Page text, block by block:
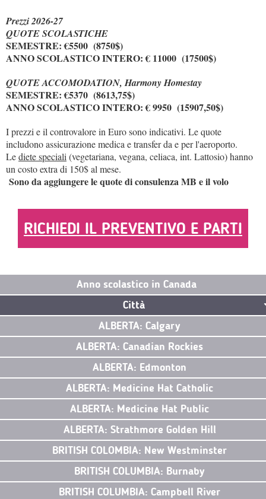
Prezzi 2026-27
QUOTE SCOLASTICHE
SEMESTRE: €5500 (8750$)
ANNO SCOLASTICO INTERO: € 11000 (17500$)
QUOTE ACCOMODATION, Harmony Homestay
SEMESTRE: €5370 (8613,75$)
ANNO SCOLASTICO INTERO: € 9950 (15907,50$)
I prezzi e il controvalore in Euro sono indicativi. Le quote
includono assicurazione medica e transfer da e per l'aeroporto.
Lediete speciali (vegetariana, vegana, celiaca, int. Lattosio) hanno
un costo extra di 150$ al mese.
Sono da aggiungere le quote di consulenza MB e il volo
RICHIEDI IL PREVENTIVO E PARTI
Anno scolastico in Canada
Città
ALBERTA: Calgary
ALBERTA: Canadian Rockies
ALBERTA: Edmonton
ALBERTA: Medicine Hat Catholic
ALBERTA: Medicine Hat Public
ALBERTA: Strathmore Golden Hill
BRITISH COLOMBIA: New Westminster
BRITISH COLUMBIA: Burnaby
BRITISH COLUMBIA: Campbell River